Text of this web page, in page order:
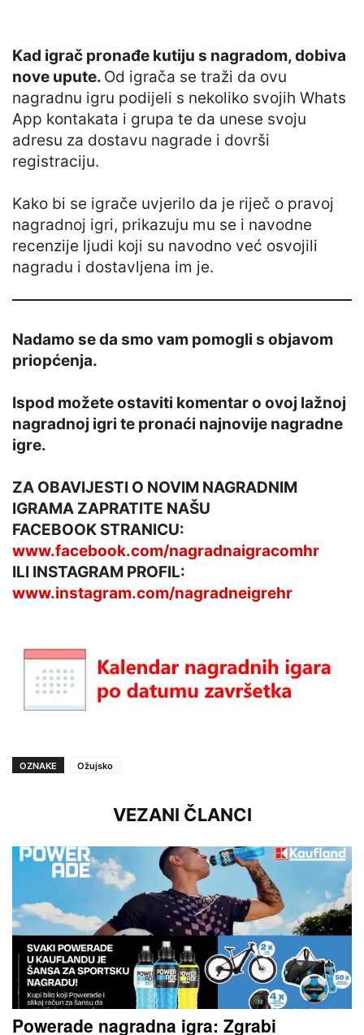
Kad igrač pronađe kutiju s nagradom, dobiva
nove upute. Od igrača se traži da ovu
nagradnu igru podijeli s nekoliko svojih Whats
App kontakata i grupa te da unese svoju
adresu za dostavu nagrade i dovrši
registraciju.
Kako bi se igrače uvjerilo da je riječ o pravoj
nagradnoj igri, prikazuju mu se i navodne
recenzije ljudi koji su navodno već osvojili
nagradu i dostavljena im je.
Nadamo se da smo vam pomogli s objavom
priopćenja.
Ispod možete ostaviti komentar o ovoj lažnoj
nagradnoj igri te pronaći najnovije nagradne
igre.
ZA OBAVIJESTI O NOVIM NAGRADNIM
IGRAMA ZAPRATITE NAŠU
FACEBOOK STRANICU:
www.facebook.com/nagradnaigracomhr
ILI INSTAGRAM PROFIL:
www.instagram.com/nagradneigrehr
OZNAKE Ožujsko
VEZANI ČLANCI
Powerade nagradna igra: Zgrabi